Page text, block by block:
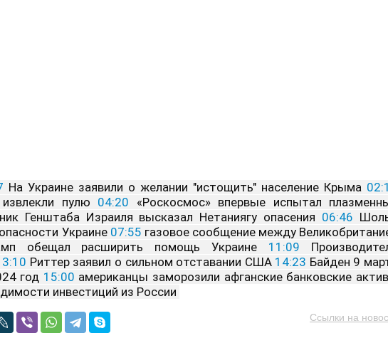
На Украине заявили о желании "истощить" население Крыма
пулю 04:20 «Роскосмос» впервые испытал
Генштаба Израиля высказал Нетаниягу опасения 06:46
Украине 07:55 газовое сообщение между
обещал расширить помощь Украине 11:09
Риттер заявил о сильном отставании США 14:23 Байден 9
год 15:00
инвестиций из России
Ссылки на